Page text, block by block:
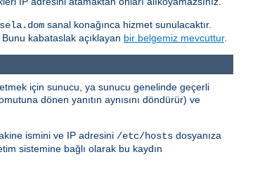
sanal konağınca hizmet sunulacaktır.
kabataslak açıklayan bir belgemiz mevcuttur.
için sunucu, ya sunucu genelinde geçerli
dönen yanıtın aynısını döndürür) ve
ismini ve IP adresini /etc/hosts dosyanıza
sistemine bağlı olarak bu kaydın